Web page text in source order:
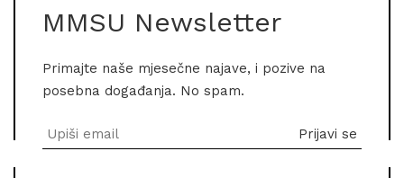
MMSU Newsletter
Primajte naše mjesečne najave, i pozive na
posebna događanja. No spam.